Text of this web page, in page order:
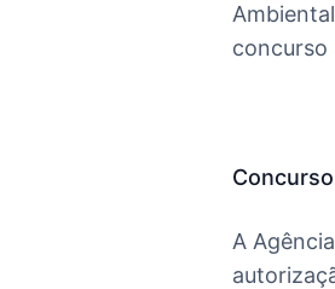
concurso
A